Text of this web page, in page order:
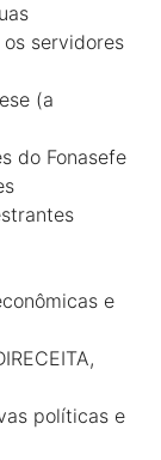
servidores
(a
do Fonasefe
e
políticas e